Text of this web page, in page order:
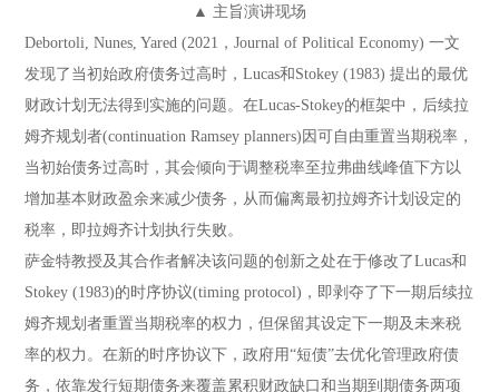
▲ 主旨演讲现场
Debortoli, Nunes, Yared (2021，Journal of Political Economy) 一文
发现了当初始政府债务过高时，Lucas和Stokey (1983) 提出的最优
财政计划无法得到实施的问题。在Lucas-Stokey的框架中，后续拉
姆齐规划者(continuation Ramsey planners)因可自由重置当期税率，
当初始债务过高时，其会倾向于调整税率至拉弗曲线峰值下方以
增加基本财政盈余来减少债务，从而偏离最初拉姆齐计划设定的
税率，即拉姆齐计划执行失败。
萨金特教授及其合作者解决该问题的创新之处在于修改了Lucas和
Stokey (1983)的时序协议(timing protocol)，即剥夺了下一期后续拉
姆齐规划者重置当期税率的权力，但保留其设定下一期及未来税
率的权力。在新的时序协议下，政府用“短债”去优化管理政府债
务，依靠发行短期债务来覆盖累积财政缺口和当期到期债务两项